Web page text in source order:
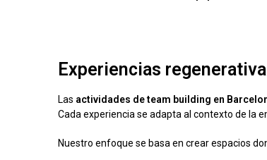
Experiencias
Las actividades de team building en
Cada experiencia se adapta al contexto de la
Nuestro enfoque se basa en crear espacios